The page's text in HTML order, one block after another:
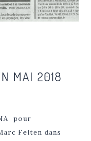
MAI 2018
pour
Felten dans